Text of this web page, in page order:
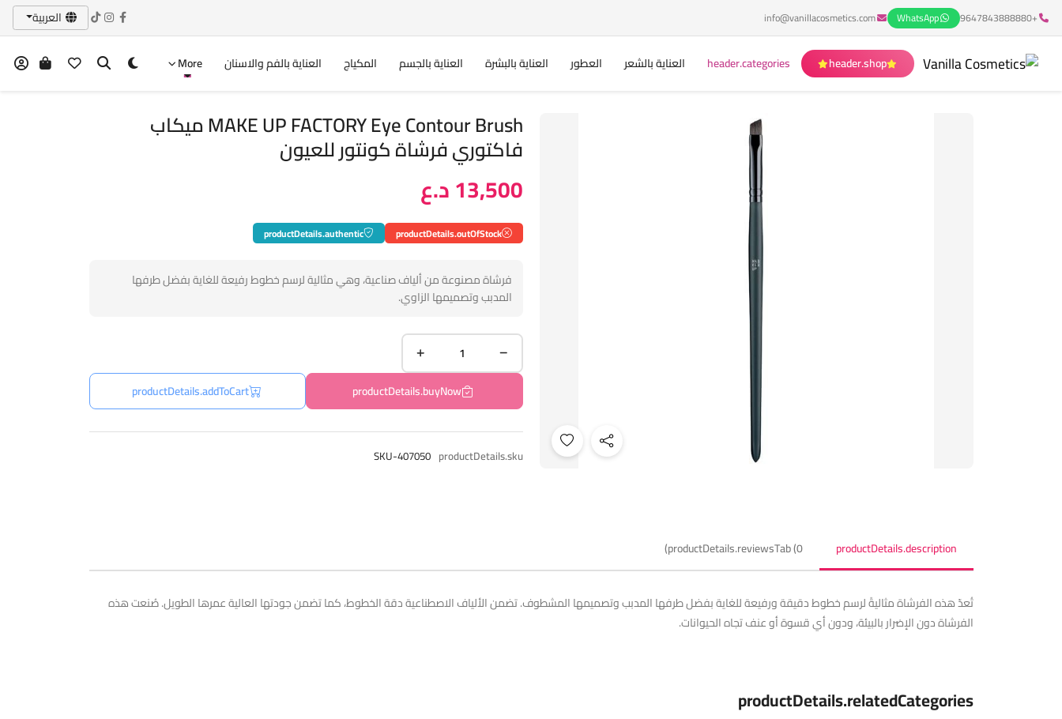
+9647843888880
WhatsApp
info@vanillacosmetics.com العربية
header.shop
header.categories العناية بالشعر العطور العناية بالبشرة العناية بالجسم المكياج العناية بالفم والاسنان More
MAKE UP FACTORY Eye Contour Brush ميكاب
فاكتوري فرشاة كونتور للعيون
13,500 د.ع
productDetails.outOfStock
productDetails.authentic
فرشاة مصنوعة من ألياف صناعية، وهي مثالية لرسم خطوط رفيعة للغاية بفضل طرفها
المدبب وتصميمها الزاوي.
productDetails.buyNow
productDetails.addToCart
productDetails.sku
SKU-407050
productDetails.description
productDetails.reviewsTab (0)
تُعدّ هذه الفرشاة مثاليةً لرسم خطوط دقيقة ورفيعة للغاية بفضل طرفها المدبب وتصميمها المشطوف. تضمن الألياف الاصطناعية دقة الخطوط، كما تضمن جودتها العالية عمرها الطويل. صُنعت هذه
الفرشاة دون الإضرار بالبيئة، ودون أي قسوة أو عنف تجاه الحيوانات.
productDetails.relatedCategories